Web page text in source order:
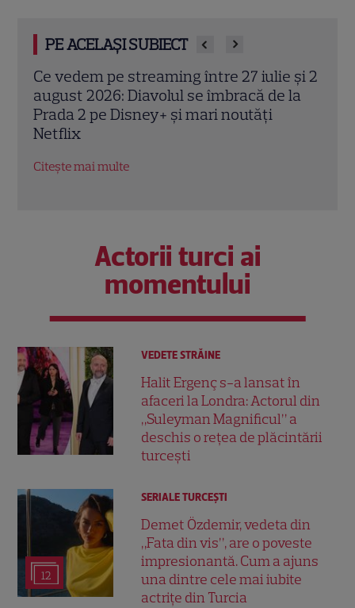
PE ACELAȘI SUBIECT
Josh Hartnett revine pe Netflix în
thrillerul „Below”! Noutăți majore despre
premiile Emmy și noul serial Dan Brown
Actorii turci ai
momentului
VEDETE STRĂINE
Halit Ergenç s-a lansat în
afaceri la Londra: Actorul din
„Suleyman Magnificul” a
deschis o rețea de plăcintării
turcești
12
SERIALE TURCEŞTI
Demet Özdemir, vedeta din
„Fata din vis”, are o poveste
impresionantă. Cum a ajuns
una dintre cele mai iubite
actrițe din Turcia